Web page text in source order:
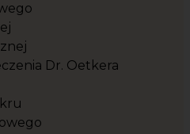
Dr. Oetkera